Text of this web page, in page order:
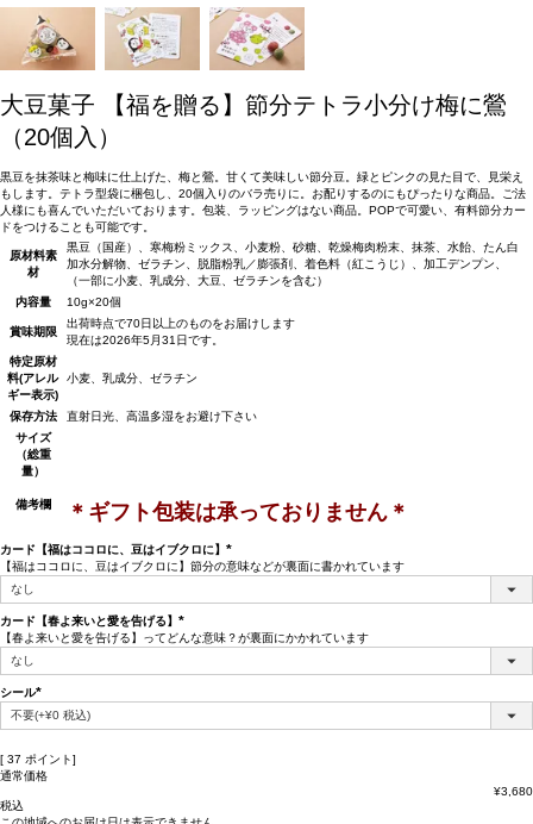
大豆菓子
【福を贈る】節分テトラ小分け梅に鶯
（20個入）
黒豆を抹茶味と梅味に仕上げた、梅と鶯。甘くて美味しい節分豆。緑とピンクの見た目で、見栄え
もします。テトラ型袋に梱包し、20個入りのバラ売りに。お配りするのにもぴったりな商品。ご法
人様にも喜んでいただいております。包装、ラッピングはない商品。POPで可愛い、有料節分カー
ドをつけることも可能です。
原材料素
材
黒豆（国産）、寒梅粉ミックス、小麦粉、砂糖、乾燥梅肉粉末、抹茶、水飴、たん白
加水分解物、ゼラチン、脱脂粉乳／膨張剤、着色料（紅こうじ）、加工デンプン、
（一部に小麦、乳成分、大豆、ゼラチンを含む）
内容量
10g×20個
賞味期限
出荷時点で70日以上のものをお届けします
現在は2026年5月31日です。
特定原材
料(アレル
ギー表示)
小麦、乳成分、ゼラチン
保存方法
直射日光、高温多湿をお避け下さい
サイズ
（総重
量）
備考欄 ＊ギフト包装は承っておりません＊
カード【福はココロに、豆はイブクロに】
(必
【福はココロに、豆はイブクロに】節分の意味などが裏面に書かれています
カード【春よ来いと愛を告げる】
(必
【春よ来いと愛を告げる】ってどんな意味？が裏面にかかれています
シール
(必
須)
[ 37 ポイント]
通常価格
¥3,680
税込